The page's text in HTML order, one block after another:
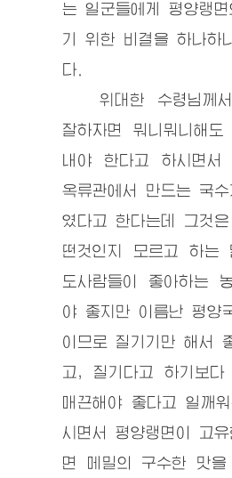
는 일군들에게 평양랭면
기 위한 비결을 하나하
다.
위대한 수령 님께
잘하자면 뭐니뭐니해
내야 한다고 하시면서
옥류관에서 만드는 국
였다고 한다는데 그것
떤것인지 모르고 하는
도사람들이 좋아하는
야 좋지만 이름난 평양
이므로 질기기만 해서
고, 질기다고 하기보다
매끈해야 좋다고 일깨
시면서 평양랭면이 고
면 메밀의 구수한 맛을